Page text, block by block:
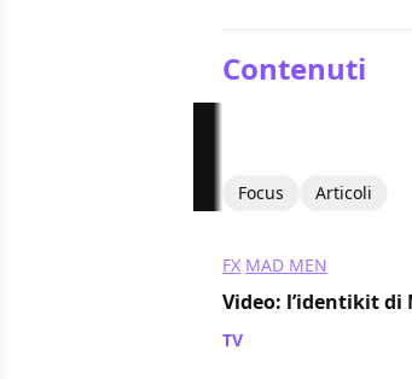
Contenuti
Focus Articoli
FX MAD MEN
Video: l’identikit di
TV